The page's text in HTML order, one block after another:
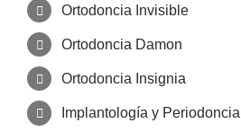
Ortodoncia Invisible
Ortodoncia Damon
Ortodoncia Insignia
Implantología y Periodoncia